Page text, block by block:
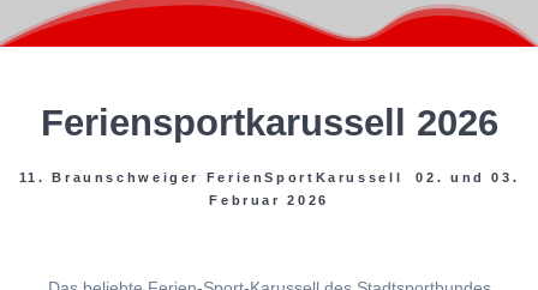
Feriensportkarussell 2026
11. Braunschweiger FerienSportKarussell 02. und 03.
Februar 2026